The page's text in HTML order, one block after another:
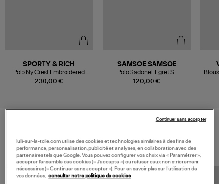
230,00 €
SPORTY & RICH
Polo Ny Crest Embroidered
White
120,00 €
SAMSOE SAMSOE
Polo Sadonell Egret St
VOS DERNIERS PRODUITS VUS
lulli-sur-la-toile.com utilise des cookies et technologies similaires à des fins de
performance, personnalisation, publicité et analyses, en collaboration avec des
partenaires tels que Google. Vous pouvez configurer vos choix via « Paramétrer »,
accepter l’ensemble des cookies (« J’accepte ») ou refuser ceux non strictement
nécessaires (« Continuer sans accepter »). Pour en savoir plus sur l’utilisation de
vos données, consulter notre politique de cookies
Continuer sans accepter